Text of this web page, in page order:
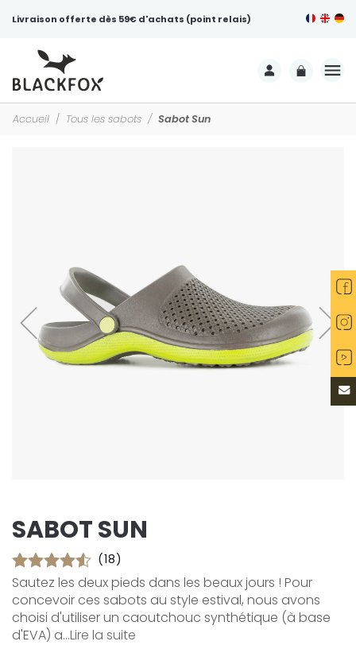
Livraison offerte dès 59€ d'achats (point relais)
Accueil Tous les sabots Sabot Sun
SABOT SUN
(18)
Sautez les deux pieds dans les beaux jours ! Pour
concevoir ces sabots au style estival, nous avons
choisi d'utiliser un caoutchouc synthétique (à base
d'EVA) a...Lire la suite